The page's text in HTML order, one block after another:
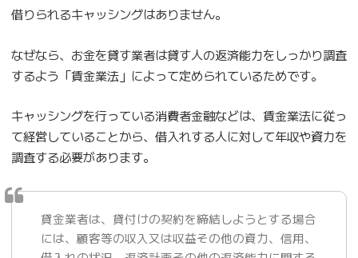
借りられるキャッシングはありません。
なぜなら、お金を貸す業者は貸す人の返済能力をしっかり調査
するよう「賃金業法」によって定められているためです。
キャッシングを行っている消費者金融などは、賃金業法に従っ
て経営していることから、借入れする人に対して年収や資力を
調査する必要があります。
貸金業者は、貸付けの契約を締結しようとする場合
には、顧客等の収入又は収益その他の資力、信用、